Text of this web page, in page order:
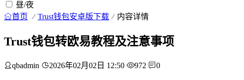
昼/夜
首页 Trust钱包安卓版下载 内容详情
Trust钱包转欧易教程及注意事项
qbadmin 2026年02月02日 12:50 972 0